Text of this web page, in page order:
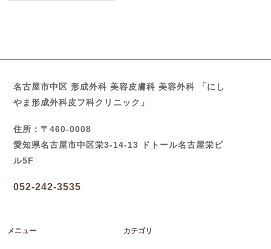
名古屋市中区 形成外科 美容皮膚科 美容外科 「にし
やま形成外科皮フ科クリニック」
住所：〒460-0008
愛知県名古屋市中区栄3-14-13 ドトール名古屋栄ビ
ル5F
052-242-3535
メニュー カテゴリ